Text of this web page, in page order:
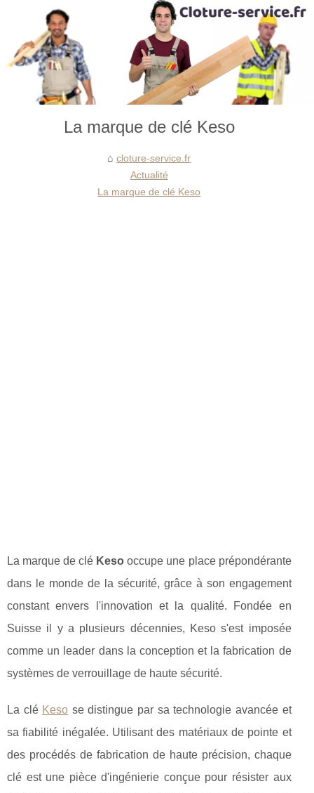
La marque de clé Keso
cloture-service.fr
Actualité
La marque de clé Keso
La marque de clé Keso occupe une place prépondérante
dans le monde de la sécurité, grâce à son engagement
constant envers l'innovation et la qualité. Fondée en
Suisse il y a plusieurs décennies, Keso s'est imposée
comme un leader dans la conception et la fabrication de
systèmes de verrouillage de haute sécurité.
La clé Keso se distingue par sa technologie avancée et
sa fiabilité inégalée. Utilisant des matériaux de pointe et
des procédés de fabrication de haute précision, chaque
clé est une pièce d'ingénierie conçue pour résister aux